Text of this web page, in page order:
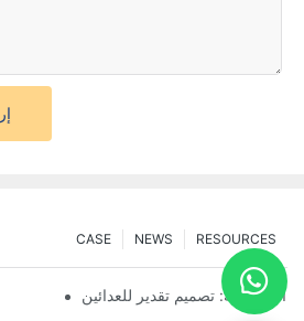
RESOURCES
NEWS
CASE
فن صنع الميداليات
المخصصة: تصميم تقدير للعدائين